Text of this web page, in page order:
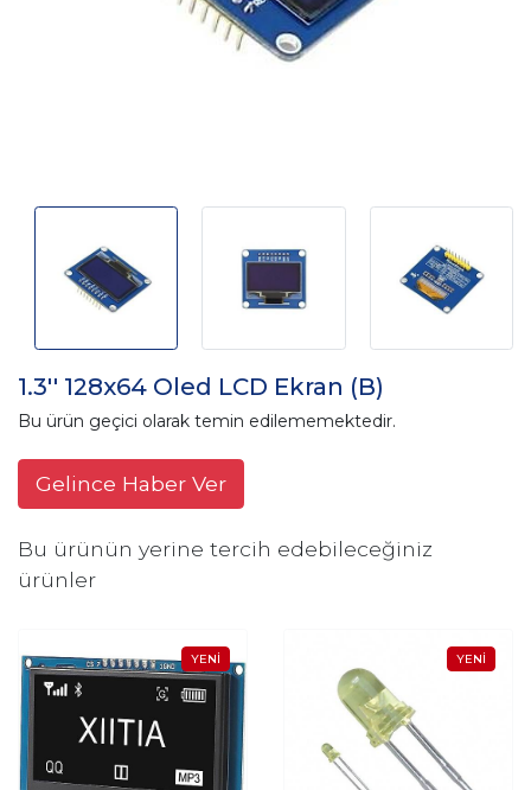
1.3'' 128x64 Oled LCD Ekran (B)
Bu ürün geçici olarak temin edilememektedir.
Gelince Haber Ver
Bu ürünün yerine tercih edebileceğiniz
ürünler